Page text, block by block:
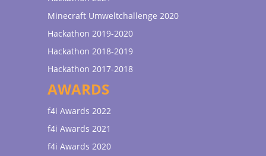
Minecraft Umweltchallenge 2020
Hackathon 2019-2020
Hackathon 2018-2019
Hackathon 2017-2018
AWARDS
f4i Awards 2022
f4i Awards 2021
f4i Awards 2020